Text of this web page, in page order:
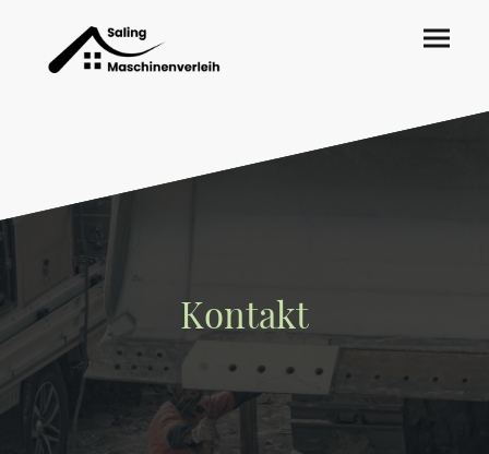
Kontakt